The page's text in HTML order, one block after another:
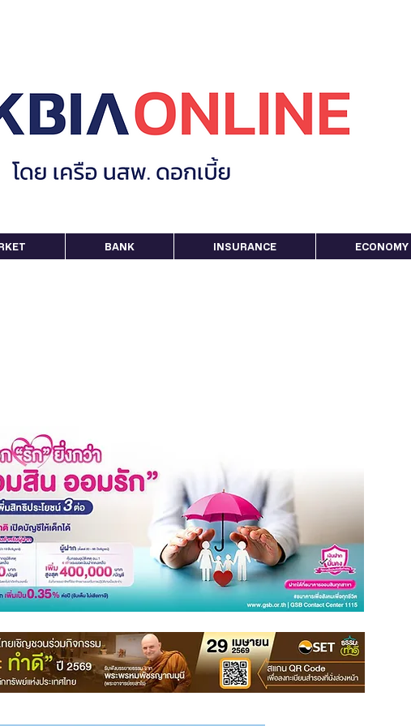
BANK INSURANCE ECONOMY